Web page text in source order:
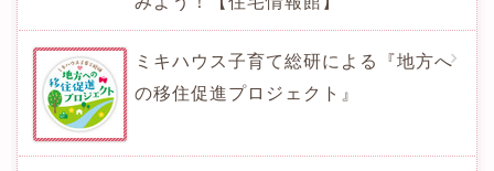
ミキハウス子育て総研による『地方へ
の移住促進プロジェクト』